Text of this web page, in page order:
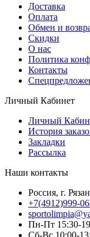
Доставка
Оплата
Обмен и
Скидки
О нас
Политика
Контакты
Личный Кабинет
Личный
История
Закладки
Рассылка
Наши контакты
Россия, г.
+7(4912)999-
Пн-Пт 15:30-
Сб-Вс 10:00-